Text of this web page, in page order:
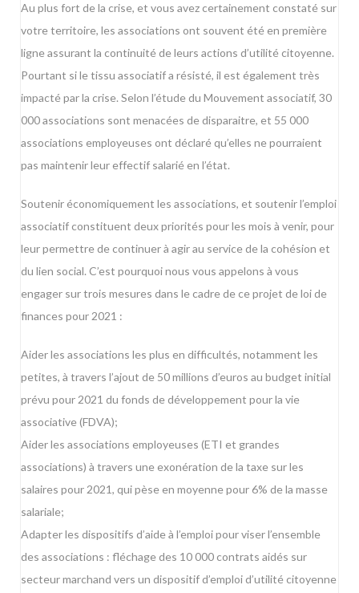
Au plus fort de la crise, et vous avez certainement constaté sur
votre territoire, les associations ont souvent été en première
ligne assurant la continuité de leurs actions d’utilité citoyenne.
Pourtant si le tissu associatif a résisté, il est également très
impacté par la crise. Selon l’étude du Mouvement associatif, 30
000 associations sont menacées de disparaitre, et 55 000
associations employeuses ont déclaré qu’elles ne pourraient
pas maintenir leur effectif salarié en l’état.
Soutenir économiquement les associations, et soutenir l’emploi
associatif constituent deux priorités pour les mois à venir, pour
leur permettre de continuer à agir au service de la cohésion et
du lien social. C’est pourquoi nous vous appelons à vous
engager sur trois mesures dans le cadre de ce projet de loi de
finances pour 2021 :
Aider les associations les plus en difficultés, notamment les
petites, à travers l’ajout de 50 millions d’euros au budget initial
prévu pour 2021 du fonds de développement pour la vie
associative (FDVA);
Aider les associations employeuses (ETI et grandes
associations) à travers une exonération de la taxe sur les
salaires pour 2021, qui pèse en moyenne pour 6% de la masse
salariale;
Adapter les dispositifs d’aide à l’emploi pour viser l’ensemble
des associations : fléchage des 10 000 contrats aidés sur
secteur marchand vers un dispositif d’emploi d’utilité citoyenne